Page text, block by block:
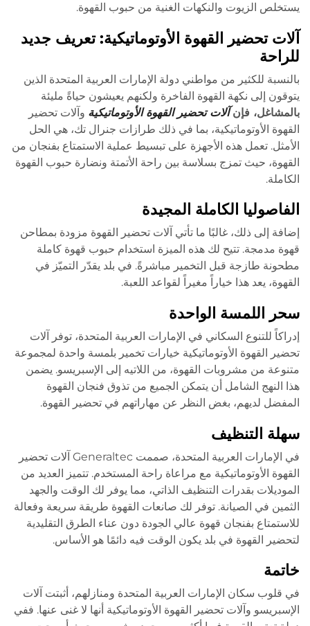
يستخلص الزيوت والنكهات الغنية من حبوب القهوة.
آلات تحضير القهوة الأوتوماتيكية: تعريف جديد
للراحة
بالنسبة للكثير من مواطني دولة الإمارات العربية المتحدة الذين
يتوقون إلى نكهة القهوة الفاخرة ولكنهم يعيشون حياةً مليئة
بالمشاغل، فإنآلات تحضير القهوة الأوتوماتيكية وآلات تحضير
القهوة الأوتوماتيكية، بما في ذلك طرازات جنرال تك، هي الحل
الأمثل. تعمل هذه الأجهزة على تبسيط عملية الاستمتاع بفنجان من
القهوة، حيث تمزج بسلاسة بين راحة الأتمتة ونضارة حبوب القهوة
الكاملة.
الفاصوليا الكاملة المجيدة
إضافة إلى ذلك، غالبًا ما تأتي آلات تحضير القهوة مزودة بمطاحن
قهوة مدمجة. تتيح لك هذه الميزة استخدام حبوب قهوة كاملة
مطحونة طازجة قبل التخمير مباشرةً. في بلد يقدّر التميّز في
القهوة، يعد هذا خياراً مغيراً لقواعد اللعبة.
سحر اللمسة الواحدة
إدراكاً للتنوع السكاني في الإمارات العربية المتحدة، توفر آلات
تحضير القهوة الأوتوماتيكية خيارات تخمير بلمسة واحدة لمجموعة
متنوعة من مشروبات القهوة، من اللاتيه إلى الإسبريسو. يضمن
هذا النهج الشامل أن يتمكن الجميع من تذوق فنجان القهوة
المفضل لديهم، بغض النظر عن مهاراتهم في تحضير القهوة.
سهلة التنظيف
في الإمارات العربية المتحدة، صممت Generaltec آلات تحضير
القهوة الأوتوماتيكية مع مراعاة راحة المستخدم. تتميز العديد من
الموديلات بقدرات التنظيف الذاتي، مما يوفر لك الوقت والجهد
الثمين في الصيانة. توفر لك صانعات القهوة طريقة سريعة وفعالة
للاستمتاع بفنجان قهوة عالي الجودة دون عناء الطرق التقليدية
لتحضير القهوة في بلد يكون الوقت فيه دائمًا هو الأساس.
خاتمة
في قلوب سكان الإمارات العربية المتحدة ومنازلهم، أثبتت آلات
الإسبريسو وآلات تحضير القهوة الأوتوماتيكية أنها لا غنى عنها. ففي